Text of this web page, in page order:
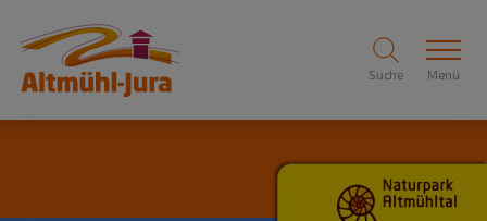
Suche Menü